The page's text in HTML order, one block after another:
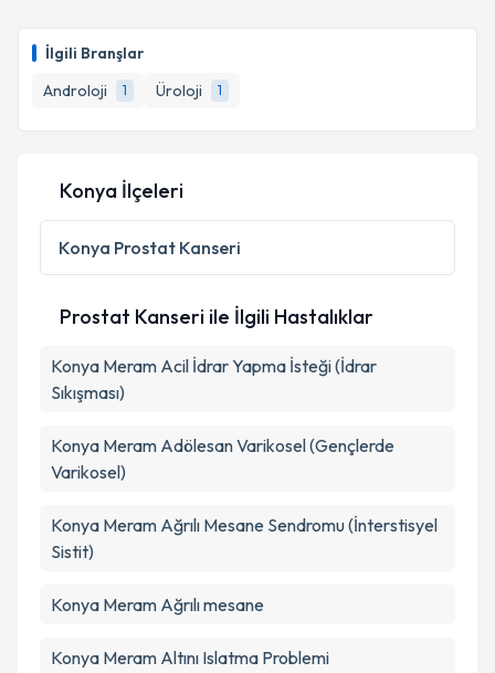
İlgili Branşlar
Androloji
1 Üroloji 1
Konya İlçeleri
Konya Prostat Kanseri
Prostat Kanseri ile İlgili Hastalıklar
Konya Meram Acil İdrar Yapma İsteği (İdrar
Sıkışması)
Konya Meram Adölesan Varikosel (Gençlerde
Varikosel)
Konya Meram Ağrılı Mesane Sendromu (İnterstisyel
Sistit)
Konya Meram Ağrılı mesane
Konya Meram Altını Islatma Problemi